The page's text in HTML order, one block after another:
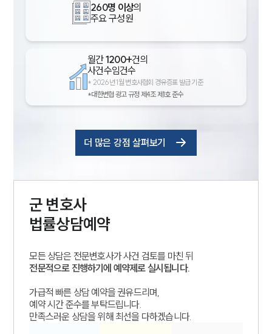
260명 이상의
주요 구성원
월간1200+건의
사건수임건수
* 2026년 1월 변호사협회 경유증표 발급 기준
*대한변협 광고 규정 제4조 제1호 준수
더 많은 강점 살펴보기
군 변호사
법률상담예약
모든 상담은 전문변호사가 사건 검토를 마친 뒤
전문적으로 진행하기에 예약제로 실시됩니다.
가급적 빠른 상담 예약을 권유드리며,
예약 시간 준수를 부탁드립니다.
만족스러운 상담을 위해 최선을 다하겠습니다.